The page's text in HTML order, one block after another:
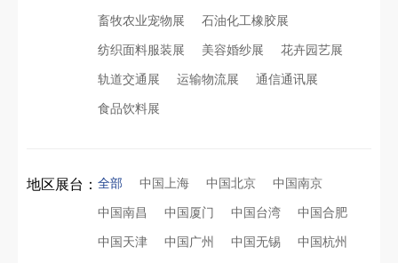
畜牧农业宠物展 石油化工橡胶展
纺织面料服装展 美容婚纱展 花卉园艺展
轨道交通展 运输物流展 通信通讯展
食品饮料展
地区展台： 全部 中国上海 中国北京 中国南京
中国南昌 中国厦门 中国台湾 中国合肥
中国天津 中国广州 中国无锡 中国杭州